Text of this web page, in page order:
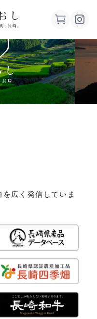
広く発信していま